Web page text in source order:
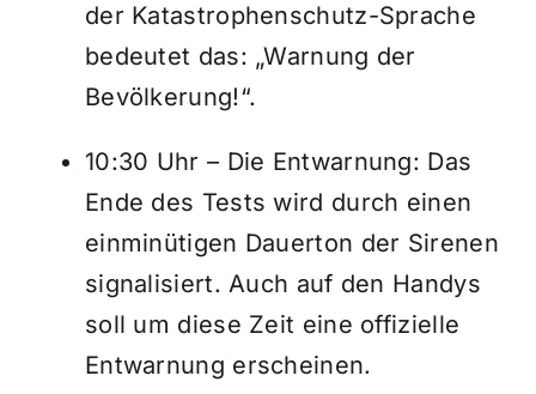
der Katastrophenschutz-Sprache
bedeutet das: „Warnung der
Bevölkerung!“.
10:30 Uhr – Die Entwarnung: Das
Ende des Tests wird durch einen
einminütigen Dauerton der Sirenen
signalisiert. Auch auf den Handys
soll um diese Zeit eine offizielle
Entwarnung erscheinen.